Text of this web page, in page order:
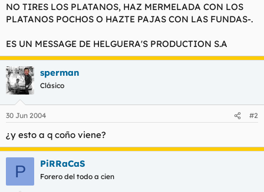
NO TIRES LOS PLATANOS, HAZ MERMELADA CON LOS
PLATANOS POCHOS O HAZTE PAJAS CON LAS FUNDAS-.
ES UN MESSAGE DE HELGUERA'S PRODUCTION S.A
sperman
Clásico
30 Jun 2004 #2
¿y esto a q coño viene?
P PiRRaCaS
Forero del todo a cien